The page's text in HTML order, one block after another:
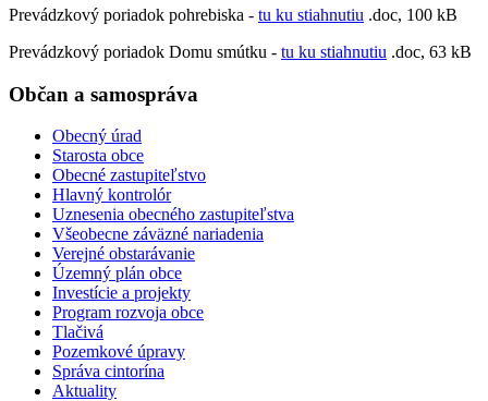
Prevádzkový poriadok pohrebiska - tu ku stiahnutiu .doc, 100 kB
Prevádzkový poriadok Domu smútku - tu ku stiahnutiu .doc, 63 kB
Občan a samospráva
Obecný úrad
Starosta obce
Obecné zastupiteľstvo
Hlavný kontrolór
Uznesenia obecného zastupiteľstva
Všeobecne záväzné nariadenia
Verejné obstarávanie
Územný plán obce
Investície a projekty
Program rozvoja obce
Tlačivá
Pozemkové úpravy
Správa cintorína
Aktuality